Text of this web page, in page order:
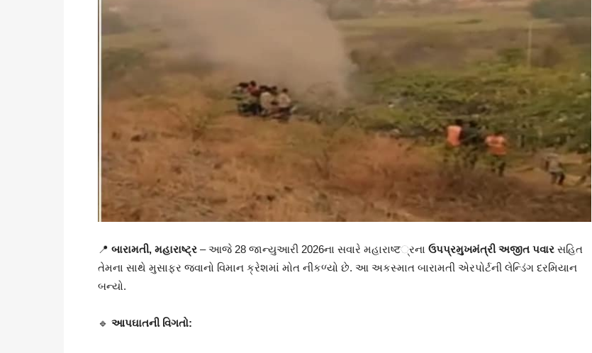
📍 બારામતી, મહારાષ્ટ્ર – આજે 28 જાન્યુઆરી 2026ના સવારે મહારાષ્‍ट્રના ઉપપ્રમુખમંત્રી અજીત પવાર સહિત
તેમના સાથે મુસાફર જવાનો વિમાન ક્રેશમાં મોત નીકળ્યો છે. આ અકસ્માત બારામતી એરપોર્ટની લેન્ડિંગ દરમિયાન
બન્યો.
🔹 આપઘાતની વિગતો: